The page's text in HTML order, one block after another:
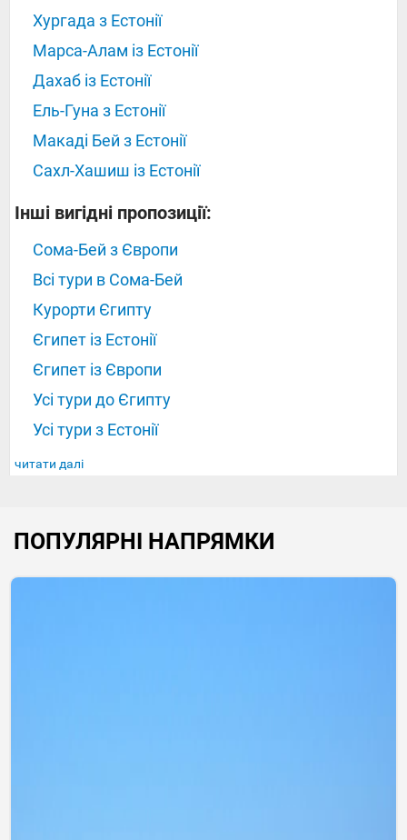
Хургада з Естонії
Марса-Алам із Естонії
Дахаб із Естонії
Ель-Гуна з Естонії
Макаді Бей з Естонії
Сахл-Хашиш із Естонії
Інші вигідні пропозиції:
Сома-Бей з Європи
Всі тури в Сома-Бей
Курорти Єгипту
Єгипет із Естонії
Єгипет із Європи
Усі тури до Єгипту
Усі тури з Естонії
читати далі
ПОПУЛЯРНІ НАПРЯМКИ